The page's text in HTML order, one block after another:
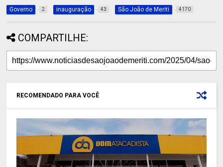
Governo 2 inauguração 43 São João de Meriti 4170
COMPARTILHE:
RECOMENDADO PARA VOCÊ